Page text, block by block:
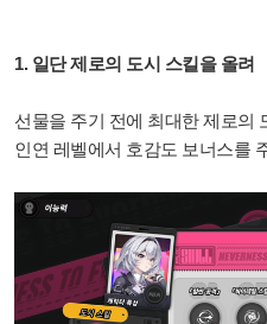
1. 일단 제로의 도시 스킬을 올려
선물을 주기 전에 최대한 제로의
인연 레벨에서 호감도 보너스를